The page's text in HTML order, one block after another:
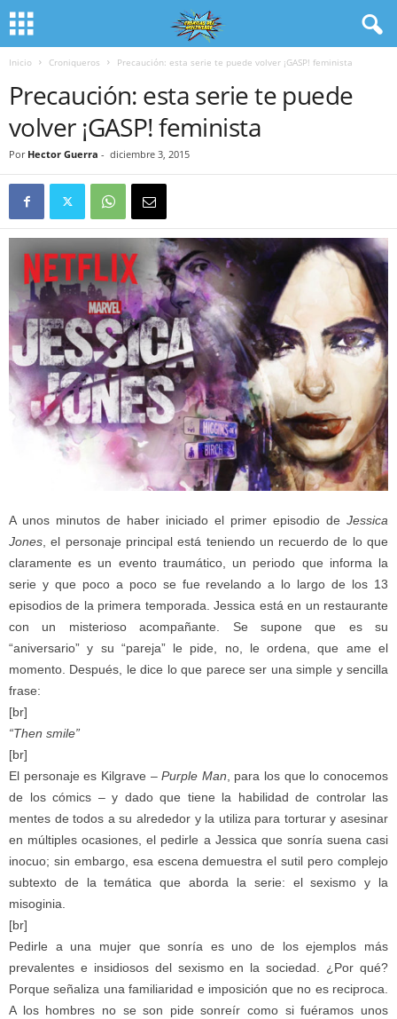
Inicio Croniqueros Precaución: esta serie te puede volver ¡GASP! feminista
Precaución: esta serie te puede
volver ¡GASP! feminista
Por Hector Guerra - diciembre 3, 2015
A unos minutos de haber iniciado el primer episodio de Jessica
Jones, el personaje principal está teniendo un recuerdo de lo que
claramente es un evento traumático, un periodo que informa la
serie y que poco a poco se fue revelando a lo largo de los 13
episodios de la primera temporada. Jessica está en un restaurante
con un misterioso acompañante. Se supone que es su
“aniversario” y su “pareja” le pide, no, le ordena, que ame el
momento. Después, le dice lo que parece ser una simple y sencilla
frase:
[br]
“Then smile”
[br]
El personaje es Kilgrave –Purple Man, para los que lo conocemos
de los cómics – y dado que tiene la habilidad de controlar las
mentes de todos a su alrededor y la utiliza para torturar y asesinar
en múltiples ocasiones, el pedirle a Jessica que sonría suena casi
inocuo; sin embargo, esa escena demuestra el sutil pero complejo
subtexto de la temática que aborda la serie: el sexismo y la
misoginia.
[br]
Pedirle a una mujer que sonría es uno de los ejemplos más
prevalentes e insidiosos del sexismo en la sociedad. ¿Por qué?
Porque señaliza una familiaridad e imposición que no es reciproca.
A los hombres no se son pide sonreír como si fuéramos unos